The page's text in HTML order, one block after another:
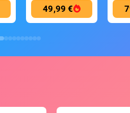
49,99 €